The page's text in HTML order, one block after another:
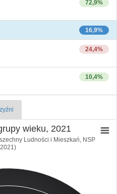
72,9%
16,9%
24,4%
10,4%
wieku, 2021
Ludności i Mieszkań, NSP
2021)